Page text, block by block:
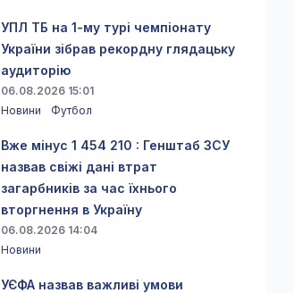
УПЛ ТБ на 1-му турі чемпіонату
України зібрав рекордну глядацьку
аудиторію
06.08.2026 15:01
Новини
Футбол
Вже мінус 1 454 210 : Генштаб ЗСУ
назвав свіжі дані втрат
загарбників за час їхнього
вторгнення в Україну
06.08.2026 14:04
Новини
УЄФА назвав важливі умови